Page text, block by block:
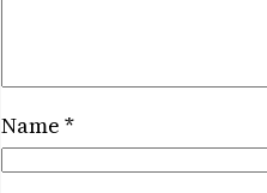
Name *